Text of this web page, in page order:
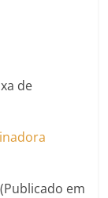
de
(Publicado em